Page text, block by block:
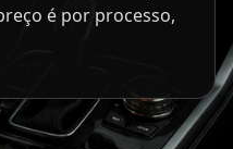
é por processo,